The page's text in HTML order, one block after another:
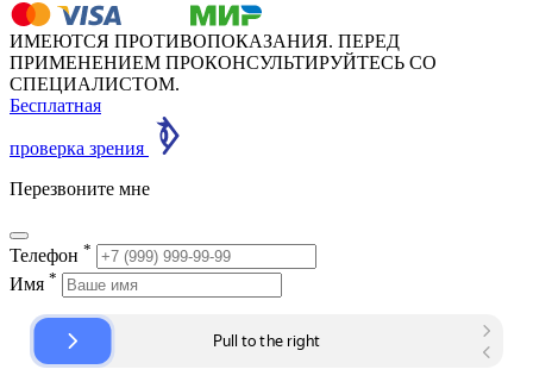
ИМЕЮТСЯ ПРОТИВОПОКАЗАНИЯ. ПЕРЕД
ПРИМЕНЕНИЕМ ПРОКОНСУЛЬТИРУЙТЕСЬ СО
СПЕЦИАЛИСТОМ.
Бесплатная
проверка зрения
Перезвоните мне
Телефон *
Имя *